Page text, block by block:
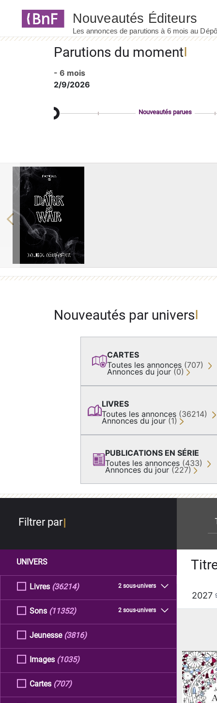
Parutions du moment
- 6 mois
2/9/2026
Nouveautés parues
Previous
Nouveautés par univers
CARTES
Toutes les annonces (707)
Annonces du jour (0)
LIVRES
Toutes les annonces (36214)
Annonces du jour (1)
PUBLICATIONS EN SÉRIE
Toutes les annonces (433)
Annonces du jour (227)
Filtrer par
UNIVERS
Livres 2 sous-univers
(36214)
Sons 2 sous-univers
(11352)
Jeunesse (3816)
Images (1035)
Cartes (707)
2027